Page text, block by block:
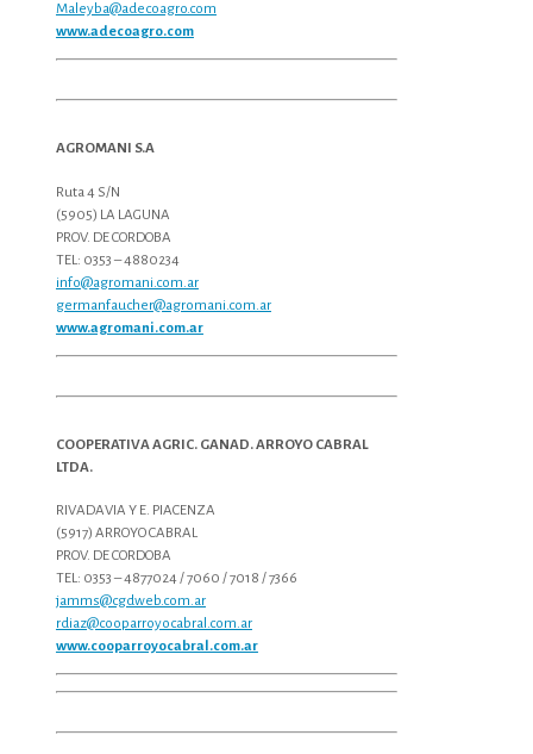
Maleyba@adecoagro.com
www.adecoagro.com
AGROMANI S.A
Ruta 4 S/N
(5905) LA LAGUNA
PROV. DE CORDOBA
TEL: 0353 – 4880234
info@agromani.com.ar
germanfaucher@agromani.com.ar
www.agromani.com.ar
COOPERATIVA AGRIC. GANAD. ARROYO CABRAL
LTDA.
RIVADAVIA Y E. PIACENZA
(5917) ARROYO CABRAL
PROV. DE CORDOBA
TEL: 0353 – 4877024 / 7060 / 7018 / 7366
jamms@cgdweb.com.ar
rdiaz@cooparroyocabral.com.ar
www.cooparroyocabral.com.ar